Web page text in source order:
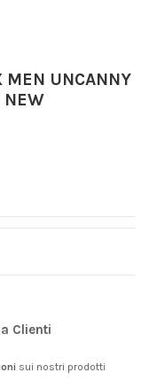
MEN UNCANNY
NEW
Clienti
sui nostri prodotti